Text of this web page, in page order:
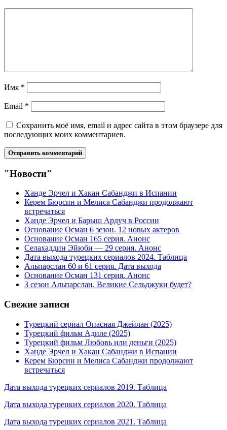
Имя *
Email *
Сохранить моё имя, email и адрес сайта в этом браузере для
последующих моих комментариев.
"Новости"
Ханде Эрчел и Хакан Сабанджи в Испании
Керем Бюрсин и Мелиса Сабанджи продолжают
встречаться
Ханде Эрчел и Барыш Ардуч в России
Основание Осман 6 зезон. 12 новых актеров
Основание Осман 165 серия. Анонс
Селахаддин Эйюби — 29 серия. Анонс
Дата выхода турецких сериалов 2024. Таблица
Альпарслан 60 и 61 серия. Дата выхода
Основание Осман 131 серия. Анонс
3 сезон Альпарслан. Великие Сельджуки будет?
Свежие записи
Турецкий сериал Опасная Джейлан (2025)
Турецкий фильм Адиле (2025)
Турецкий фильм Любовь или деньги (2025)
Ханде Эрчел и Хакан Сабанджи в Испании
Керем Бюрсин и Мелиса Сабанджи продолжают
встречаться
Дата выхода турецких сериалов 2019. Таблица
Дата выхода турецких сериалов 2020. Таблица
Дата выхода турецких сериалов 2021. Таблица